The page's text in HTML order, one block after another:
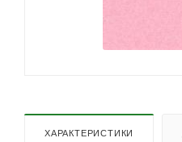
ХАРАКТЕРИСТИКИ